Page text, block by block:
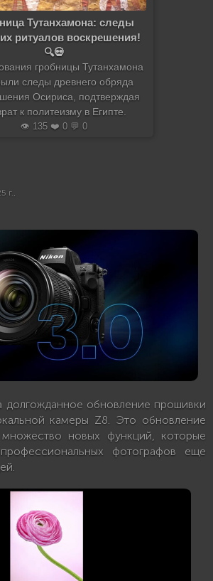
Тутанхамона: следы
ритуалов воскрешения!
🔍💀
гробницы Тутанхамона
следы древнего обряда
Осириса, подтверждая
к политеизму в Египте.
👁️ 135 ❤️ 0 💬 0
г.,
долгожданное обновление прошивки
камеры Z8. Это обновление
новых функций, которые
фотографов еще